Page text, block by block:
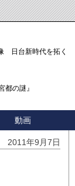
日台新時代を拓く「3
都の謎』
動画
2011年9月7日